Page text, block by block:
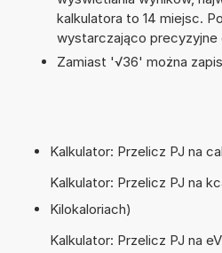
kalkulatora to 14 miejsc.
wystarczająco precyzyjne
Zamiast '√36' można
Kalkulator: Przelicz PJ na
Kalkulator: Przelicz PJ na
Kilokaloriach)
Kalkulator: Przelicz PJ na